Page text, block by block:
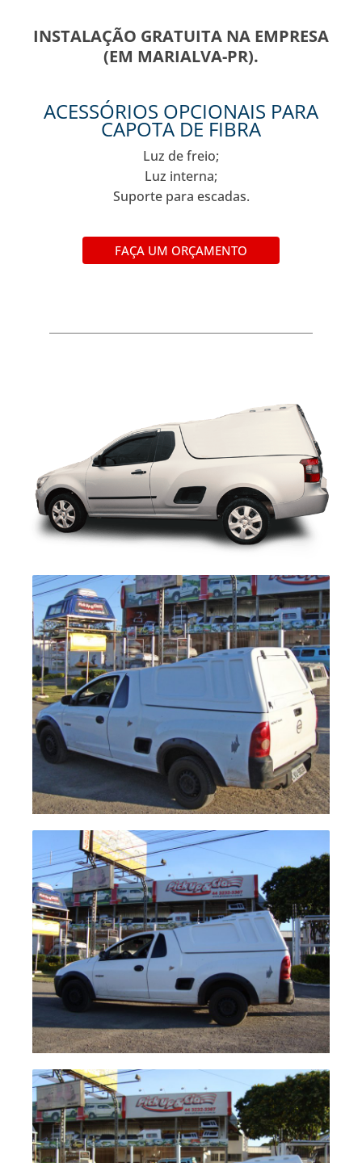
INSTALAÇÃO GRATUITA NA EMPRESA
(EM MARIALVA-PR).
ACESSÓRIOS OPCIONAIS PARA
CAPOTA DE FIBRA
Luz de freio;
Luz interna;
Suporte para escadas.
FAÇA UM ORÇAMENTO